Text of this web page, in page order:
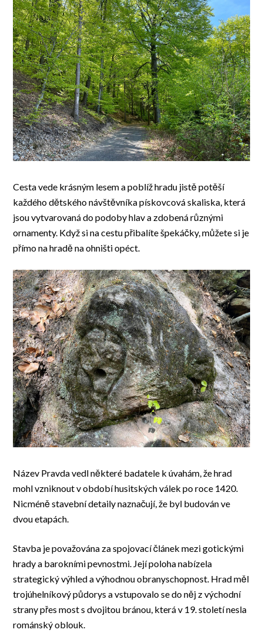
Cesta vede krásným lesem a poblíž hradu jistě potěší
každého dětského návštěvníka pískovcová skaliska, která
jsou vytvarovaná do podoby hlav a zdobená různými
ornamenty. Když si na cestu přibalíte špekáčky, můžete si je
přímo na hradě na ohništi opéct.
Název Pravda vedl některé badatele k úvahám, že hrad
mohl vzniknout v období husitských válek po roce 1420.
Nicméně stavební detaily naznačují, že byl budován ve
dvou etapách.
Stavba je považována za spojovací článek mezi gotickými
hrady a barokními pevnostmi. Její poloha nabízela
strategický výhled a výhodnou obranyschopnost. Hrad měl
trojúhelníkový půdorys a vstupovalo se do něj z východní
strany přes most s dvojitou bránou, která v 19. století nesla
románský oblouk.